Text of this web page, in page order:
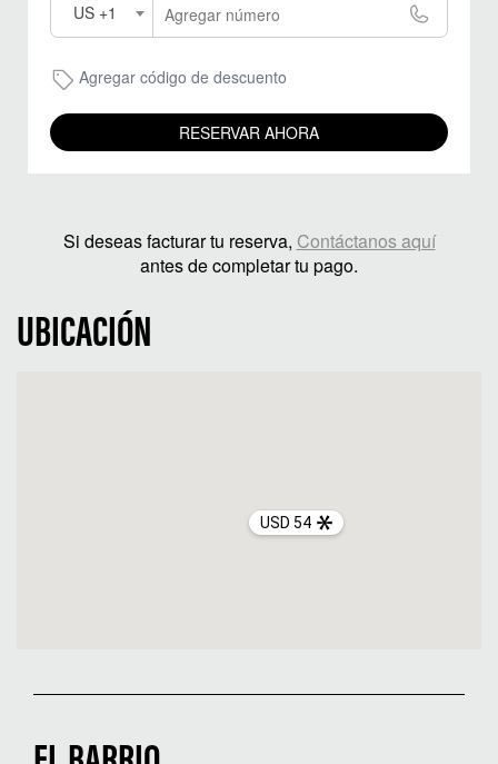
US +1
Agregar código de descuento
RESERVAR AHORA
Si deseas facturar tu reserva, Contáctanos aquí
antes de completar tu pago.
UBICACIÓN
USD 54